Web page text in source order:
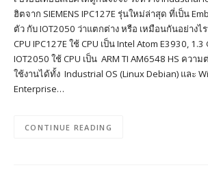
ฮิตจาก SIEMENS IPC127E รุ่นใหม่ล่าสุด ที่เป็น
ตัว กับ IOT2050 ว่าแตกต่าง หรือ เหมือนกันอย่างไ
CPU IPC127E ใช้ CPU เป็น Intel Atom E3930,
IOT2050 ใช้ CPU เป็น ARM TI AM6548 HS ความ
ใช้งานได้ทั้ง Industrial OS (Linux Debian) และ
Enterprise…
CONTINUE READING